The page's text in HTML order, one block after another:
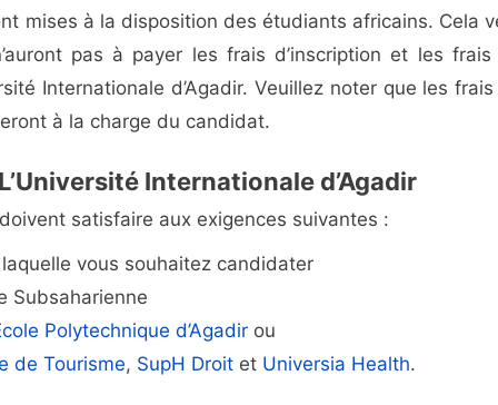
mises à la disposition des étudiants africains. Cela
pas à payer les frais d’inscription et les
Internationale d’Agadir. Veuillez noter que les
à la charge du candidat.
Internationale d’Agadir
satisfaire aux exigences suivantes :
vous souhaitez candidater
Subsaharienne
Polytechnique d’Agadirou
de Tourisme, SupH Droitet Universia Health.